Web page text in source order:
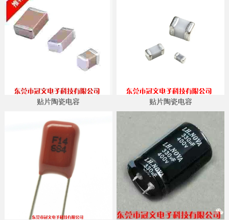
贴片陶瓷电容 贴片陶瓷电容